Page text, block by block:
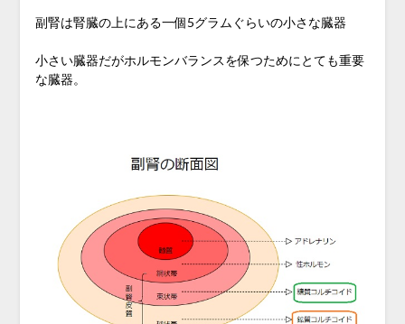
副腎は腎臓の上にある一個5グラムぐらいの小さな臓器
小さい臓器だがホルモンバランスを保つためにとても重要
な臓器。